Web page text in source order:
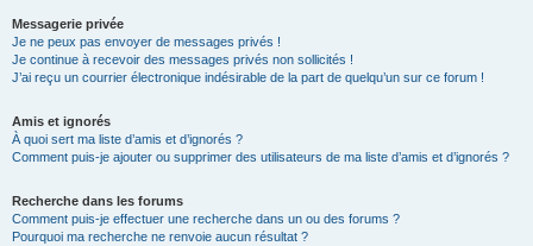
Messagerie privée
Je ne peux pas envoyer de messages privés !
Je continue à recevoir des messages privés non sollicités !
J’ai reçu un courrier électronique indésirable de la part de quelqu’un sur ce forum !
Amis et ignorés
À quoi sert ma liste d’amis et d’ignorés ?
Comment puis-je ajouter ou supprimer des utilisateurs de ma liste d’amis et d’ignorés ?
Recherche dans les forums
Comment puis-je effectuer une recherche dans un ou des forums ?
Pourquoi ma recherche ne renvoie aucun résultat ?